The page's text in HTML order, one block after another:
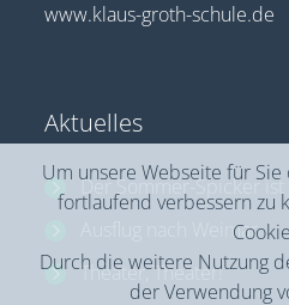
www.klaus-groth-schule.de
Aktuelles
Der Sommer-Spicker
Ausflug nach Weimar
Theater, Theater!
Um unsere Webseite für
fortlaufend verbessern zu
Durch die weitere Nutzung
der Verwendung